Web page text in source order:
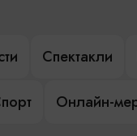
Спектакли
Онлайн-